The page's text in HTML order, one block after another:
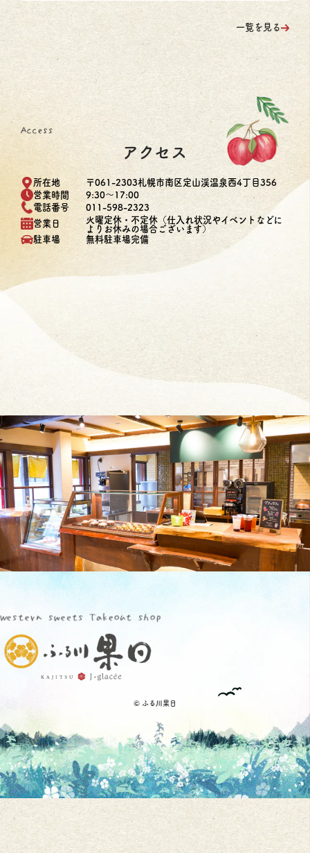
一覧を見る
アクセス
所在地
〒061-2303札幌市南区定山渓温泉西4丁目356
営業時間
9:30～17:00
電話番号
011-598-2323
営業日
火曜定休・不定休（仕入れ状況やイベントなどに
よりお休みの場合ございます）
駐車場
無料駐車場完備
© ️ふる川果日